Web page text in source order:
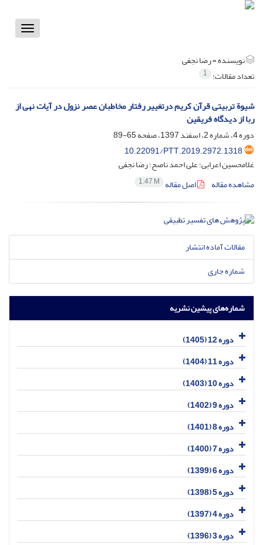
Toggle
نویسنده =رضا نجفی
تعداد مقالات: 1
شیوة تربیتی قرآن کریم درتغییر رفتار مخاطبان عصر نزول در آیات نهی از
ربا از دیدگاه فریقین
دوره 4، شماره 2، اسفند 1397، صفحه
65-89
10.22091/PTT.2019.2972.1318
غلامحسین اعرابی؛ علی احمد ناصح؛ رضا نجفی
مشاهده مقاله
اصل مقاله 1.47 M
مقالات آماده انتشار
شماره جاری
شماره‌های پیشین نشریه
دوره 12 (1405)
دوره 11 (1404)
دوره 10 (1403)
دوره 9 (1402)
دوره 8 (1401)
دوره 7 (1400)
دوره 6 (1399)
دوره 5 (1398)
دوره 4 (1397)
دوره 3 (1396)